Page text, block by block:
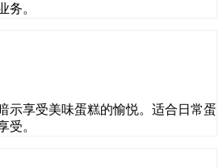
务。
示享受美味蛋糕的愉悦。适合日常蛋
受。